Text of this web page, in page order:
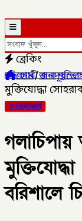
ব্রেকিং
বিশেষ
হোম/
মুক্তিযোদ্ধা
জনদূরভোগ
বরিশালে